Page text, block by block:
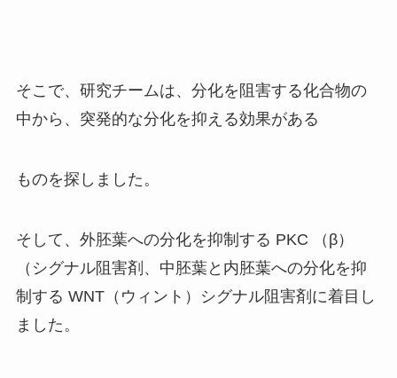
そこで、研究チームは、分化を阻害する化合物の
中から、突発的な分化を抑える効果がある
ものを探しました。
そして、外胚葉への分化を抑制する PKC （β）
（シグナル阻害剤、中胚葉と内胚葉への分化を抑
制する WNT（ウィント）シグナル阻害剤に着目し
ました。